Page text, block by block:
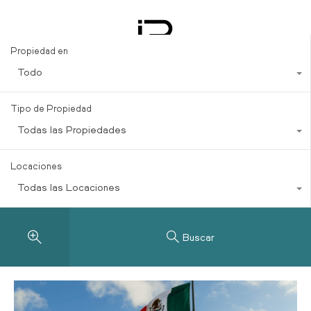
Propiedad en
Todo
Tipo de Propiedad
Todas las Propiedades
Locaciones
Todas las Locaciones
Buscar